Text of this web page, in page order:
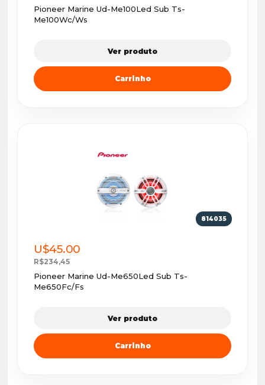
Pioneer Marine Ud-Me100Led Sub Ts-
Me100Wc/Ws
Ver produto
Carrinho
814035
U$45.00
R$234,45
Pioneer Marine Ud-Me650Led Sub Ts-
Me650Fc/Fs
Ver produto
Carrinho